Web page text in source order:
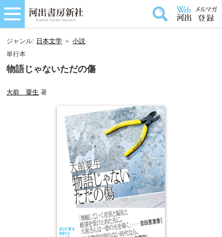
ジャンル: 日本文学 ＞小説
単行本
物語じゃないただの傷
大前 粟生 著